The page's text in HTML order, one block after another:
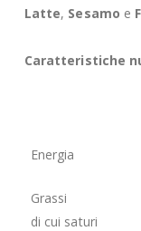
Latte, Sesamo e
Caratteristiche
Energia
Grassi
di cui saturi